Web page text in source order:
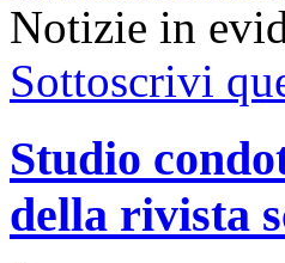
Notizie in
Sottoscrivi
Studio
della rivista